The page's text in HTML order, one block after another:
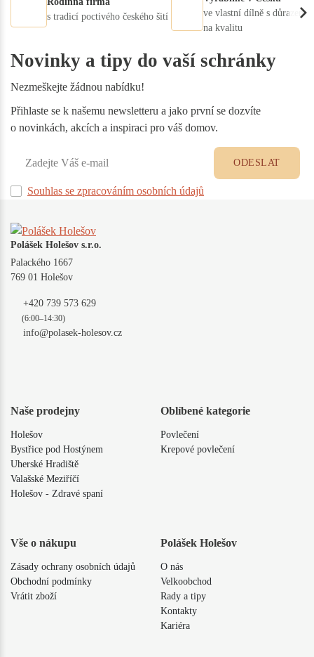
s tradicí poctivého českého šití
ve vlastní dílně s důrazem
na kvalitu
Novinky a tipy do vaší schránky
Nezmeškejte žádnou nabídku!
Přihlaste se k našemu newsletteru a jako první se dozvíte
o novinkách, akcích a inspiraci pro váš domov.
Souhlas se zpracováním osobních údajů
ODESLAT
Polášek Holešov s.r.o.
Palackého 1667
769 01 Holešov
+420 739 573 629
(6:00–14:30)
info@polasek-holesov.cz
Naše prodejny
Holešov
Bystřice pod Hostýnem
Uherské Hradiště
Valašské Meziříčí
Holešov - Zdravé spaní
Oblíbené kategorie
Povlečení
Krepové povlečení
Vše o nákupu
Zásady ochrany osobních údajů
Obchodní podmínky
Vrátit zboží
Polášek Holešov
O nás
Velkoobchod
Rady a tipy
Kontakty
Kariéra